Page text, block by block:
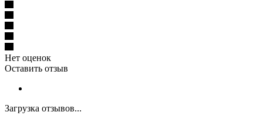
Нет оценок
Оставить отзыв
Загрузка отзывов...